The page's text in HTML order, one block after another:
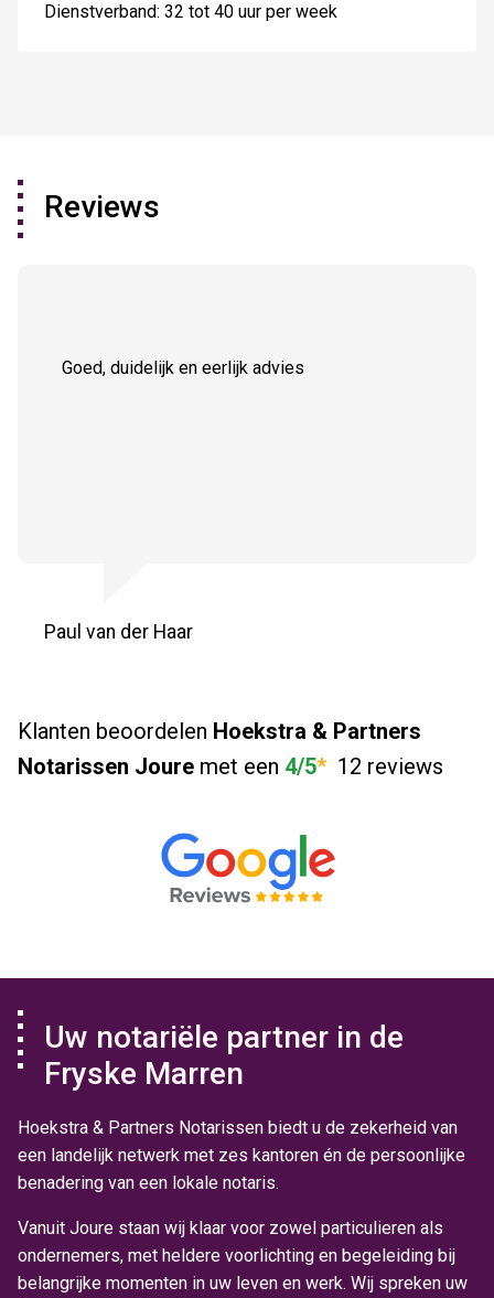
Dienstverband: 32 tot 40 uur per week
Reviews
Goed, duidelijk en eerlijk advies
Paul van der Haar
Klanten beoordelen Hoekstra & Partners
Notarissen Joure met een 4/5* 12 reviews
Uw notariële partner in de
Fryske Marren
Hoekstra & Partners Notarissen biedt u de zekerheid van
een landelijk netwerk met zes kantoren én de persoonlijke
benadering van een lokale notaris.
Vanuit Joure staan wij klaar voor zowel particulieren als
ondernemers, met heldere voorlichting en begeleiding bij
belangrijke momenten in uw leven en werk. Wij spreken uw